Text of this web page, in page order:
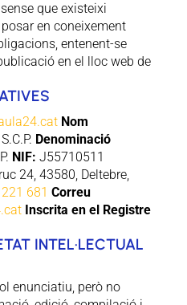
que existeixi
en coneixement
entenent-se
en el lloc web de
Nom
Denominació
NIF: J55710511
24, 43580, Deltebre,
681 Correu
Inscrita en el Registre
INTEL·LECTUAL
enunciatiu, però no